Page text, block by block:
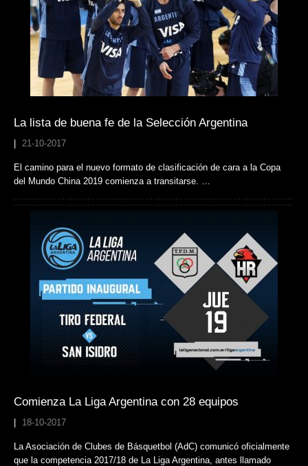
La lista de buena fe de la Selección Argentina
21-10-2017
El camino para el nuevo formato de clasificación de cara a la Copa
del Mundo China 2019 comienza a transitarse. …
Comienza La Liga Argentina con 28 equipos
18-10-2017
La Asociación de Clubes de Básquetbol (AdC) comunicó oficialmente
que la competencia 2017/18 de La Liga Argentina, antes llamado